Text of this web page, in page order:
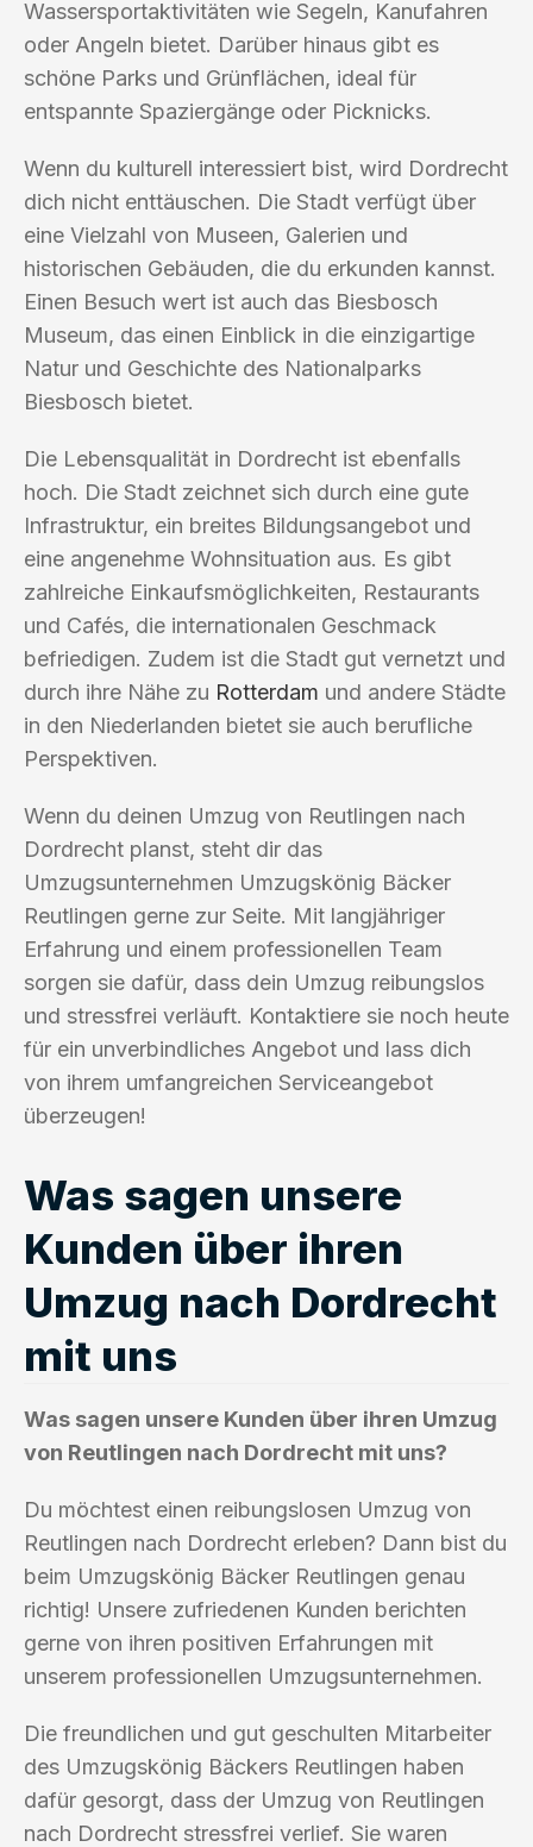
Wassersportaktivitäten wie Segeln, Kanufahren
oder Angeln bietet. Darüber hinaus gibt es
schöne Parks und Grünflächen, ideal für
entspannte Spaziergänge oder Picknicks.
Wenn du kulturell interessiert bist, wird Dordrecht
dich nicht enttäuschen. Die Stadt verfügt über
eine Vielzahl von Museen, Galerien und
historischen Gebäuden, die du erkunden kannst.
Einen Besuch wert ist auch das Biesbosch
Museum, das einen Einblick in die einzigartige
Natur und Geschichte des Nationalparks
Biesbosch bietet.
Die Lebensqualität in Dordrecht ist ebenfalls
hoch. Die Stadt zeichnet sich durch eine gute
Infrastruktur, ein breites Bildungsangebot und
eine angenehme Wohnsituation aus. Es gibt
zahlreiche Einkaufsmöglichkeiten, Restaurants
und Cafés, die internationalen Geschmack
befriedigen. Zudem ist die Stadt gut vernetzt und
durch ihre Nähe zu Rotterdam und andere Städte
in den Niederlanden bietet sie auch berufliche
Perspektiven.
Wenn du deinen Umzug von Reutlingen nach
Dordrecht planst, steht dir das
Umzugsunternehmen Umzugskönig Bäcker
Reutlingen gerne zur Seite. Mit langjähriger
Erfahrung und einem professionellen Team
sorgen sie dafür, dass dein Umzug reibungslos
und stressfrei verläuft. Kontaktiere sie noch heute
für ein unverbindliches Angebot und lass dich
von ihrem umfangreichen Serviceangebot
überzeugen!
Was sagen unsere
Kunden über ihren
Umzug nach Dordrecht
mit uns
Was sagen unsere Kunden über ihren Umzug
von Reutlingen nach Dordrecht mit uns?
Du möchtest einen reibungslosen Umzug von
Reutlingen nach Dordrecht erleben? Dann bist du
beim Umzugskönig Bäcker Reutlingen genau
richtig! Unsere zufriedenen Kunden berichten
gerne von ihren positiven Erfahrungen mit
unserem professionellen Umzugsunternehmen.
Die freundlichen und gut geschulten Mitarbeiter
des Umzugskönig Bäckers Reutlingen haben
dafür gesorgt, dass der Umzug von Reutlingen
nach Dordrecht stressfrei verlief. Sie waren